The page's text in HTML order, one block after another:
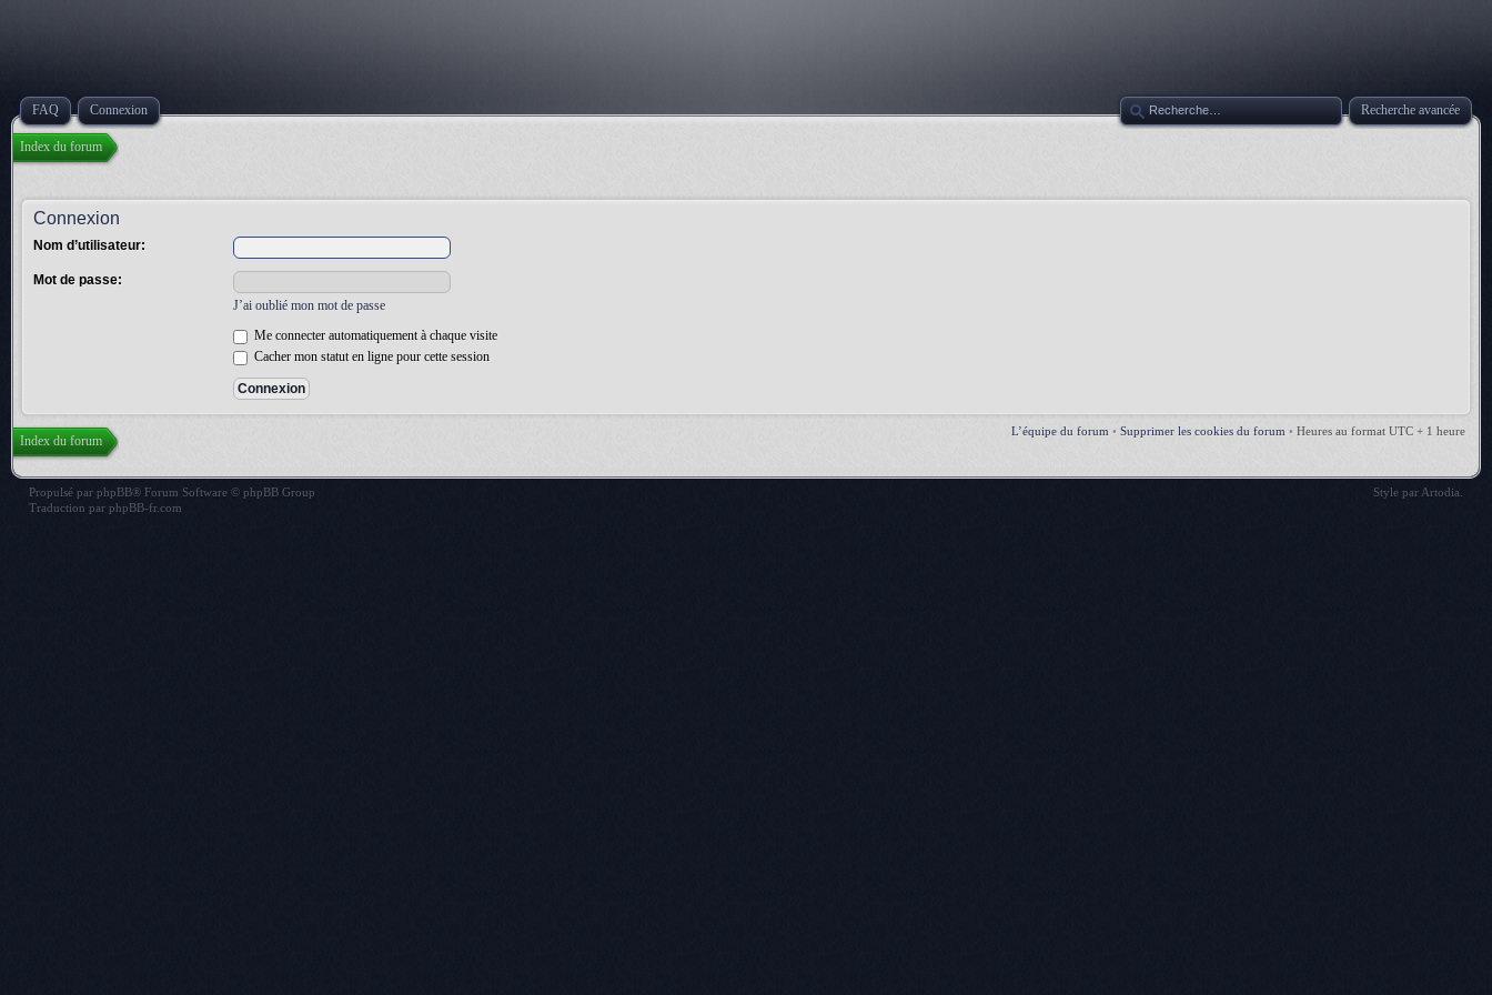
FAQ Connexion Recherche avancée
Index du forum
Connexion
Nom d’utilisateur:
Mot de passe:
J’ai oublié mon mot de passe
Me connecter automatiquement à chaque visite
Cacher mon statut en ligne pour cette session
L’équipe du forum • Supprimer les cookies du forum • Heures au format UTC + 1 heure
Index du forum
Propulsé par phpBB® Forum Software © phpBB Group
Traduction par phpBB-fr.com
Style par Artodia